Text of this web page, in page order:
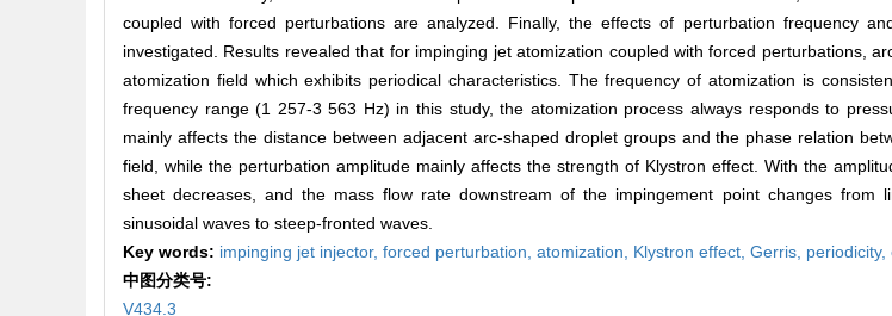
coupled with forced perturbations are analyzed. Finally, the effects of perturbation frequency
investigated. Results revealed that for impinging jet atomization coupled with forced perturbations,
atomization field which exhibits periodical characteristics. The frequency of atomization is
frequency range (1 257-3 563 Hz) in this study, the atomization process always responds to
mainly affects the distance between adjacent arc-shaped droplet groups and the phase relation
field, while the perturbation amplitude mainly affects the strength of Klystron effect. With the
sheet decreases, and the mass flow rate downstream of the impingement point changes from
sinusoidal waves to steep-fronted waves.
Key words: impinging jet injector, forced perturbation, atomization, Klystron effect, Gerris, periodicity,
中图分类号:
V434.3